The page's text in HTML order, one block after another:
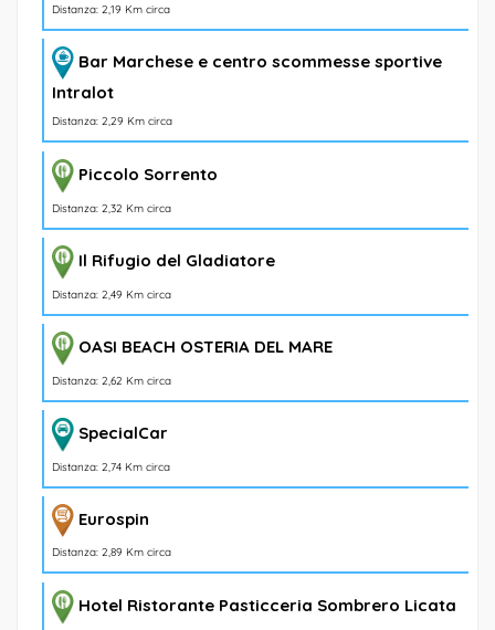
Distanza: 2,19 Km circa
Bar Marchese e centro scommesse sportive
Intralot
Distanza: 2,29 Km circa
Piccolo Sorrento
Distanza: 2,32 Km circa
Il Rifugio del Gladiatore
Distanza: 2,49 Km circa
OASI BEACH OSTERIA DEL MARE
Distanza: 2,62 Km circa
SpecialCar
Distanza: 2,74 Km circa
Eurospin
Distanza: 2,89 Km circa
Hotel Ristorante Pasticceria Sombrero Licata